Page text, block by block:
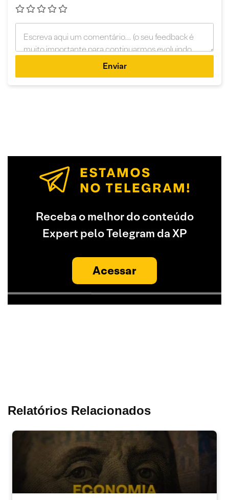
Enviar
Receba o melhor do conteúdo
Expert pelo Telegram da XP
Acessar
Relatórios Relacionados